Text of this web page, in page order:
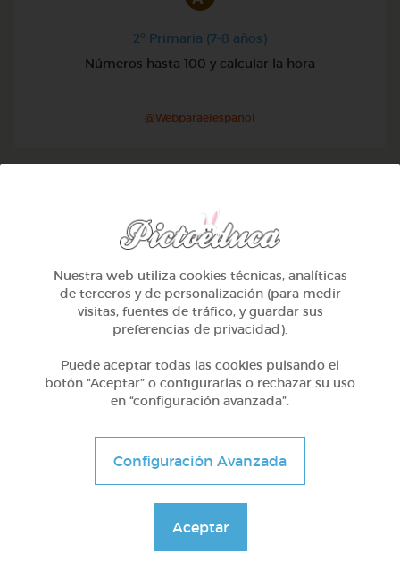
2º Primaria (7-8 años)
Números hasta 100 y calcular la hora
@Webparaelespanol
2º Primaria (7-8 años)
Lo más sano en la cocina y 2 fábulas de esopo
Nuestra web utiliza cookies técnicas, analíticas
de terceros y de personalización (para medir
visitas, fuentes de tráfico, y guardar sus
preferencias de privacidad).
Puede aceptar todas las cookies pulsando el
botón “Aceptar” o configurarlas o rechazar su uso
en “configuración avanzada”.
Configuración Avanzada
Aceptar